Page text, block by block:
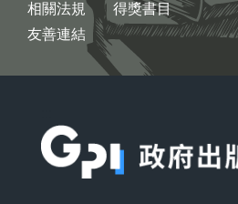
相關法規
友善連結
得獎書目